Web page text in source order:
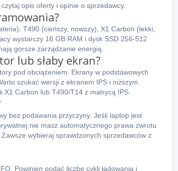
opis oferty i opinie o sprzedawcy.
T490 (cieńszy, nowszy), X1 Carbon (lekki,
wystarczy 16 GB RAM i dysk SSD 256-512
gorsze zarządzanie energią.
lub słaby ekran?
pod obciążeniem. Ekrany w podstawowych
szukać wersji z ekranem IPS i niższym
Carbon lub T490/T14 z matrycą IPS.
bez podawania przyczyny. Jeśli laptop jest
nie masz automatycznego prawa zwrotu
wybieraj sprawdzonych sprzedawców z
Powinien podać liczbę cykli ładowania i